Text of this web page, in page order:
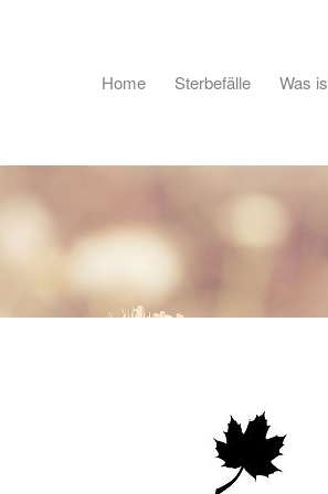
Home Sterbefälle Was